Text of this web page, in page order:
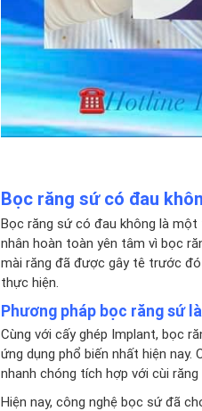
Bọc răng sứ có đau
Bọc răng sứcó đau không là một
nhân hoàn toàn yên tâm vì bọc
mài răng đã được gây tê trước
thực hiện.
Phương pháp bọc răng sứ
Cùng với cấy ghép Implant, bọc
ứng dụng phổ biến nhất hiện
nhanh chóng tích hợp với cùi
Hiện nay, công nghệ bọc sứ đã